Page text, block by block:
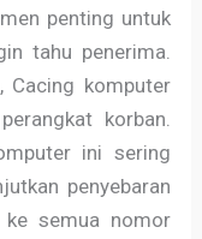
penting untuk
tahu penerima.
Cacing komputer
korban.
ini sering
penyebaran
ke semua nomor